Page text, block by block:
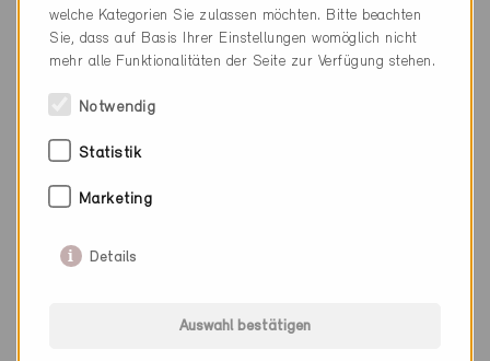
Webseite www.husner.ch
Kanton
welche Kategorien Sie zulassen möchten. Bitte beachten
Sie, dass auf Basis Ihrer Einstellungen womöglich nicht
mehr alle Funktionalitäten der Seite zur Verfügung stehen.
Notwendig
Statistik
Marketing
Details
Auswahl bestätigen